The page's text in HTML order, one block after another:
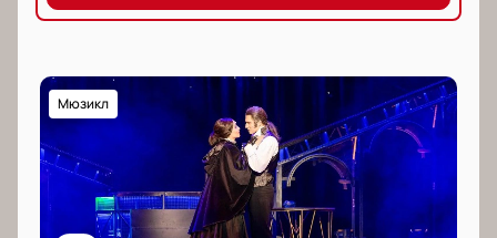
Мюзикл